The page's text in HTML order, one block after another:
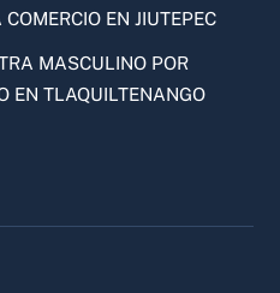
EN JIUTEPEC
MASCULINO POR
EN TLAQUILTENANGO